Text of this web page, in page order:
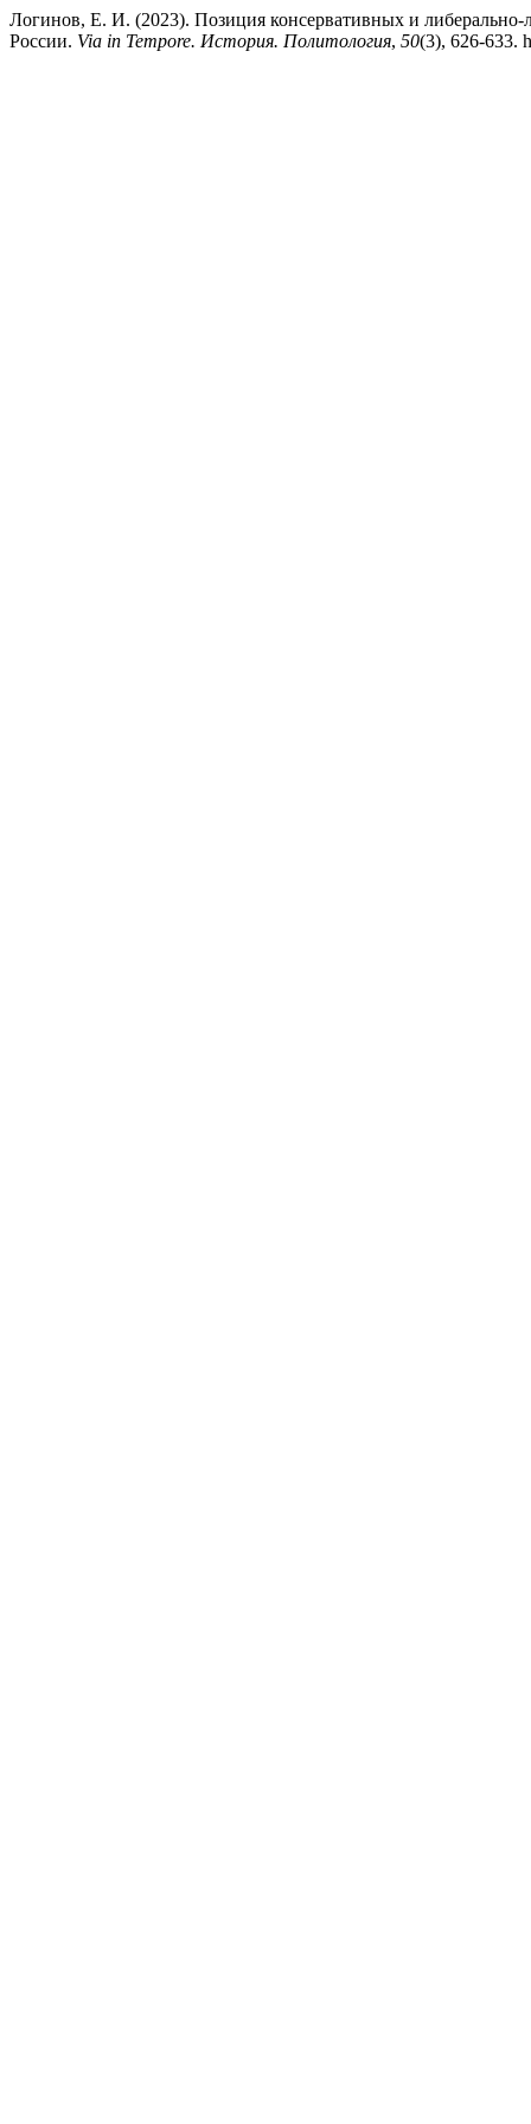
Логинов, Е. И. (2023). Позиция консервативных и
России. Via in Tempore. История. Политология, 50(3), 626-633.